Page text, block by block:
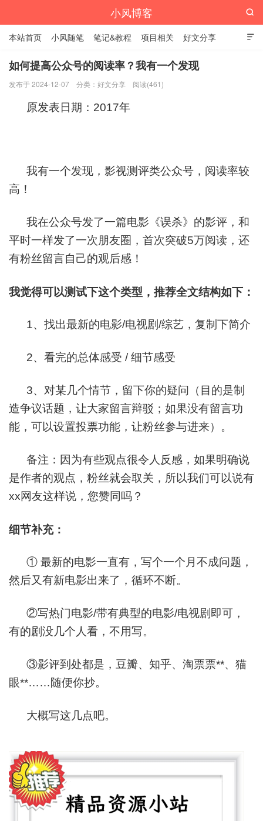
小风博客

本站首页 小风随笔 笔记&教程 项目相关 好文分享
栏目汇总

如何提高公众号的阅读率？我有一个发现
发布于 2024-12-07 分类： 好文分享 阅读(461)
原发表日期：2017年
我有一个发现，影视测评类公众号，阅读率较
高！
我在公众号发了一篇电影《误杀》的影评，和
平时一样发了一次朋友圈，首次突破5万阅读，还
有粉丝留言自己的观后感！
我觉得可以测试下这个类型，推荐全文结构如下：
1、找出最新的电影/电视剧/综艺，复制下简介
2、看完的总体感受 / 细节感受
3、对某几个情节，留下你的疑问（目的是制
造争议话题，让大家留言辩驳；如果没有留言功
能，可以设置投票功能，让粉丝参与进来）。
备注：因为有些观点很令人反感，如果明确说
是作者的观点，粉丝就会取关，所以我们可以说有
xx网友这样说，您赞同吗？
细节补充：
① 最新的电影一直有，写个一个月不成问题，
然后又有新电影出来了，循环不断。
②写热门电影/带有典型的电影/电视剧即可，
有的剧没几个人看，不用写。
③影评到处都是，豆瓣、知乎、淘票票**、猫
眼**……随便你抄。
大概写这几点吧。